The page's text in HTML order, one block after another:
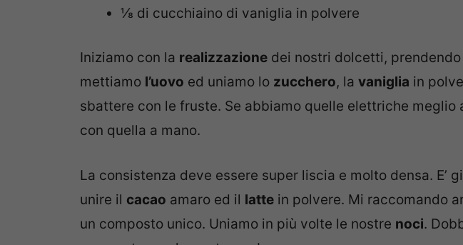
⅛ di cucchiaino di vaniglia in polvere
Iniziamo con la realizzazione dei nostri dolcetti,
mettiamo l’uovo ed uniamo lo zucchero, la vaniglia in
sbattere con le fruste. Se abbiamo quelle elettriche
con quella a mano.
La consistenza deve essere super liscia e molto densa. E’
unire il cacao amaro ed il latte in polvere. Mi raccomando
un composto unico. Uniamo in più volte le nostre noci.